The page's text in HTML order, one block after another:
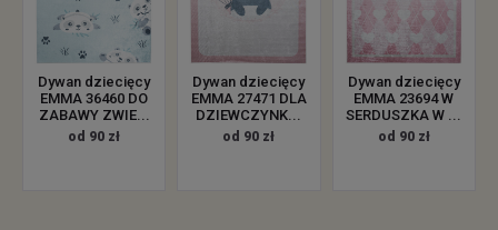
Dywan dziecięcy
EMMA 36460 DO
ZABAWY ZWIE...
od 90 zł
Dywan dziecięcy
EMMA 27471 DLA
DZIEWCZYNK...
od 90 zł
Dywan dziecięcy
EMMA 23694 W
SERDUSZKA W ...
od 90 zł